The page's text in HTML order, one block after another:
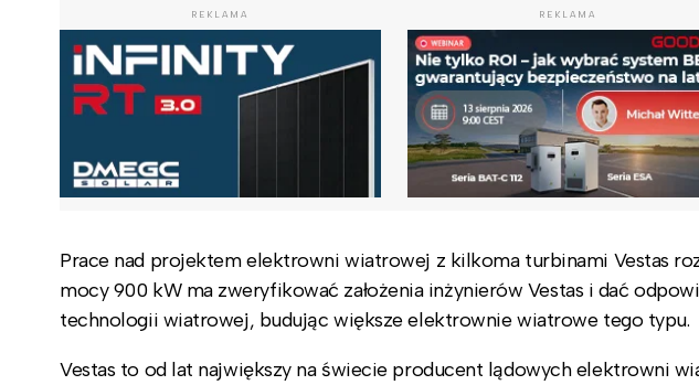
REKLAMA REKLAMA
Prace nad projektem elektrowni wiatrowej z kilkoma turbinami Vestas
mocy 900 kW ma zweryfikować założenia inżynierów Vestas i dać
technologii wiatrowej, budując większe elektrownie wiatrowe tego typu.
Vestas to od lat największy na świecie producent lądowych elektrowni